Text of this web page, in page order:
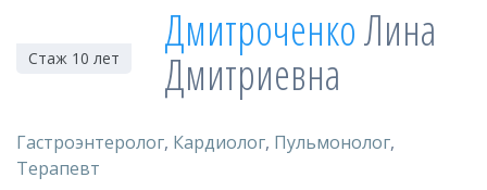
Справочник
Стаж 10 лет
ДмитроченкоЛина
Дмитриевна
Гастроэнтеролог, Кардиолог, Пульмонолог,
Терапевт